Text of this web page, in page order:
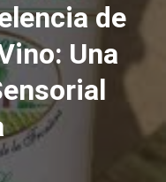
de
Una